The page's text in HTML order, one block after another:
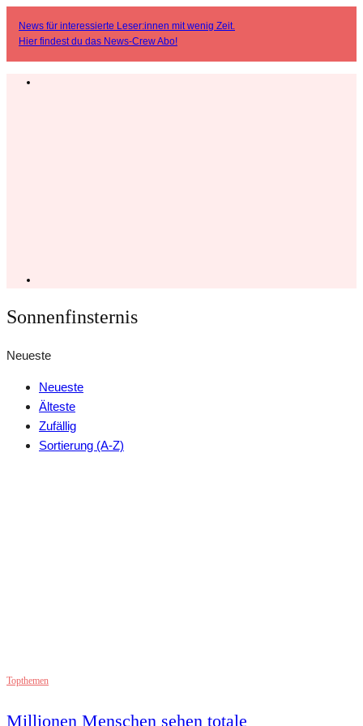
News für interessierte Leser:innen mit wenig Zeit.
Hier findest du das News-Crew Abo!
Sonnenfinsternis
Neueste
Neueste
Älteste
Zufällig
Sortierung (A-Z)
Topthemen
Millionen Menschen sehen totale